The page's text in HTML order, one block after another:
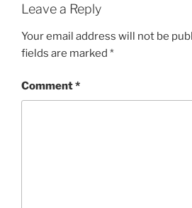
S
Leave a Reply
Your email address will not be
fields are marked *
Comment*